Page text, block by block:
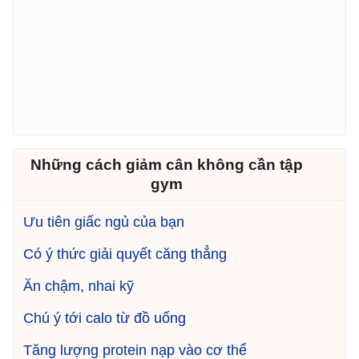
Những cách giảm cân không cần tập
gym
Ưu tiên giấc ngủ của bạn
Có ý thức giải quyết căng thẳng
Ăn chậm, nhai kỹ
Chú ý tới calo từ đồ uống
Tăng lượng protein nạp vào cơ thể